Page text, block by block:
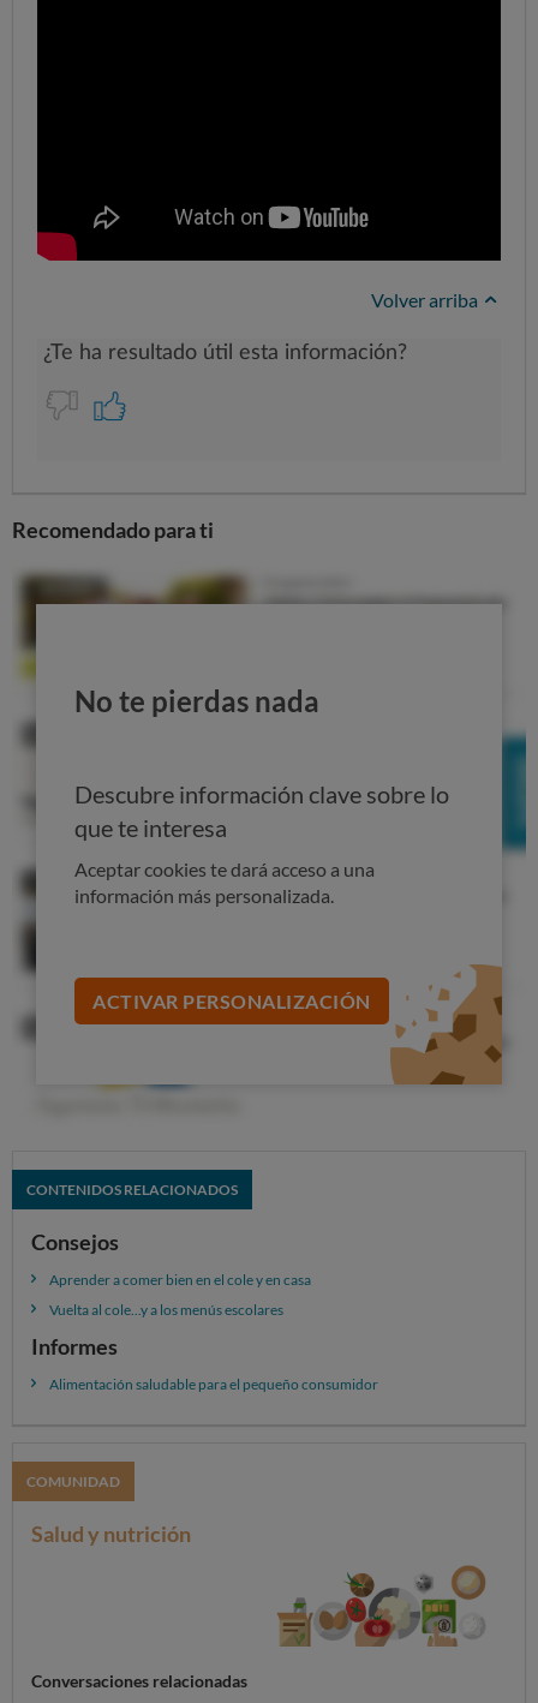
Volver arriba
Recomendado para ti
No te pierdas nada
Descubre información clave sobre lo
que te interesa
Aceptar cookies te dará acceso a una
información más personalizada.
ACTIVAR PERSONALIZACIÓN
CONTENIDOS RELACIONADOS
Consejos
Aprender a comer bien en el cole y en casa
Vuelta al cole...y a los menús escolares
Informes
Alimentación saludable para el pequeño consumidor
COMUNIDAD
Salud y nutrición
Conversaciones relacionadas